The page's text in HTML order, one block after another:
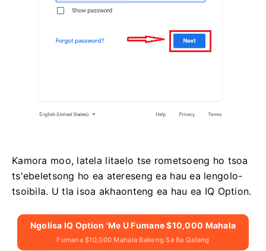
Kamora moo, latela litaelo tse rometsoeng ho tsoa
ts'ebeletsong ho ea atereseng ea hau ea lengolo-
tsoibila. U tla isoa akhaonteng ea hau ea IQ Option.
Ngolisa IQ Option 'me U Fumane $10,000 Mahala
Fumana $10,000 Mahala Bakeng Sa Ba Qalang